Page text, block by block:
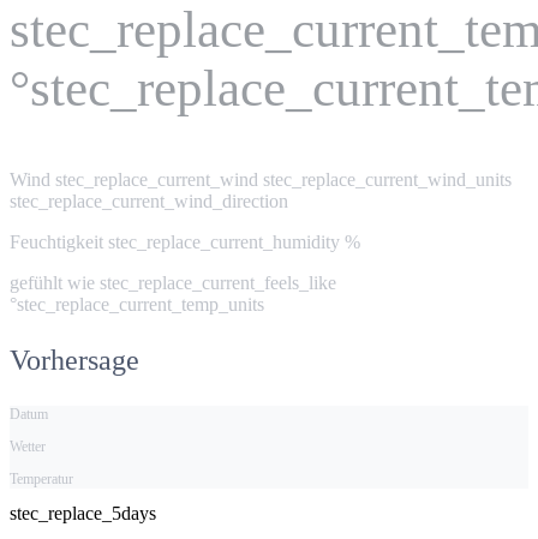
Wind stec_replace_current_wind stec_replace_current_wind_units
stec_replace_current_wind_direction
Feuchtigkeit stec_replace_current_humidity %
gefühlt wie stec_replace_current_feels_like
°stec_replace_current_temp_units
Vorhersage
Datum
Wetter
Temperatur
stec_replace_5days